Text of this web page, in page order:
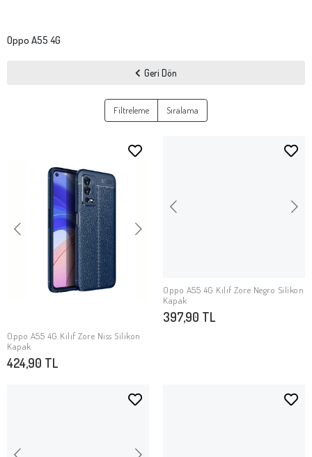
Oppo A55 4G
Geri Dön
Filtreleme Sıralama
SEPETE EKLE
Oppo A55 4G Kılıf Zore Niss Silikon
Kapak
424,90 TL
SEPETE EKLE
Oppo A55 4G Kılıf Zore Negro Silikon
Kapak
397,90 TL